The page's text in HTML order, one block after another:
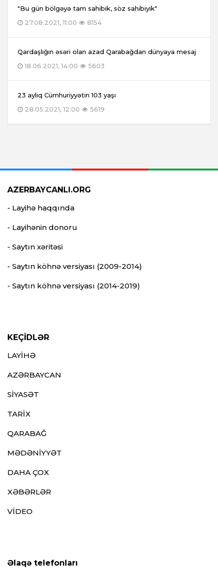
"Bu gün bölgəyə tam sahibik, söz sahibiyik"
27.08.2021, 11:00
8154
Qardaşlığın əsəri olan azad Qarabağdan dünyaya mesaj
18.06.2021, 14:00
5603
23 aylıq Cümhuriyyətin 103 yaşı
28.05.2021, 12:00
5619
AZERBAYCANLI.ORG
- Layihə haqqında
- Layihənin donoru
- Saytın xəritəsi
- Saytın köhnə versiyası (2009-2014)
- Saytın köhnə versiyası (2014-2019)
KEÇİDLƏR
LAYİHƏ
AZƏRBAYCAN
SİYASƏT
TARİX
QARABAĞ
MƏDƏNİYYƏT
DAHA ÇOX
XƏBƏRLƏR
VİDEO
Əlaqə telefonları